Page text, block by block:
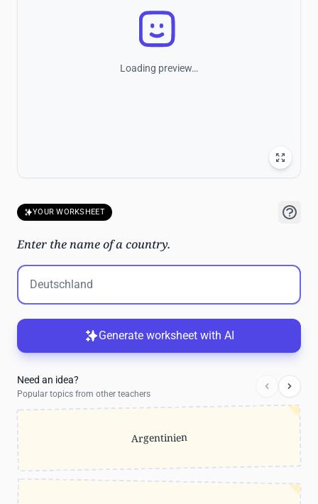
Loading preview…
YOUR WORKSHEET
Enter the name of a country.
Generate worksheet with AI
Need an idea?
Popular topics from other teachers
Argentinien